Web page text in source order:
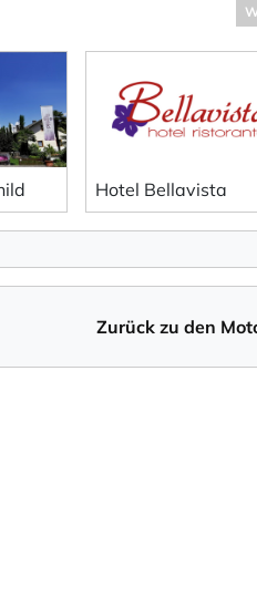
Hotel Bellavista
Zurück zu den